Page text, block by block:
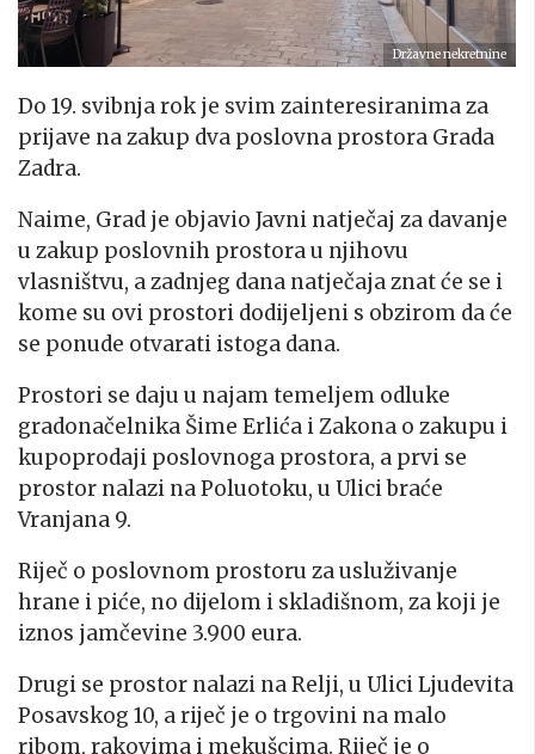
Državne nekretnine
Do 19. svibnja rok je svim zainteresiranima za
prijave na zakup dva poslovna prostora Grada
Zadra.
Naime, Grad je objavio Javni natječaj za davanje
u zakup poslovnih prostora u njihovu
vlasništvu, a zadnjeg dana natječaja znat će se i
kome su ovi prostori dodijeljeni s obzirom da će
se ponude otvarati istoga dana.
Prostori se daju u najam temeljem odluke
gradonačelnika Šime Erlića i Zakona o zakupu i
kupoprodaji poslovnoga prostora, a prvi se
prostor nalazi na Poluotoku, u Ulici braće
Vranjana 9.
Riječ o poslovnom prostoru za usluživanje
hrane i piće, no dijelom i skladišnom, za koji je
iznos jamčevine 3.900 eura.
Drugi se prostor nalazi na Relji, u Ulici Ljudevita
Posavskog 10, a riječ je o trgovini na malo
ribom, rakovima i mekušcima. Riječ je o